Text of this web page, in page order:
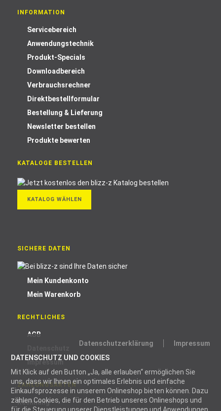
Datenschutzerklärung
Impressum
DATENSCHUTZ UND COOKIES
Mit Klick auf den Button „Ja, alle erlauben“ ermöglichen Sie
uns, dass wir Ihnen ein optimales Erlebnis und einfache
Einkaufsprozesse in unserem Onlineshop bieten können. Dazu
zählen Cookies, die für den Betrieb unseres Onlineshops und
INFORMATION
Servicebereich
Anwendungstechnik
Produkt-Specials
Downloadbereich
Verbrauchsrechner
Direktbestellformular
Bestellung & Lieferung
Newsletter bestellen
Produkte bewerten
KATALOGE BESTELLEN
KATALOG WÄHLEN
SICHERE DATEN
Mein Kundenkonto
Mein Warenkorb
RECHTLICHES
AGB
Impressum
ZAHLUNGSARTEN
Rechnung